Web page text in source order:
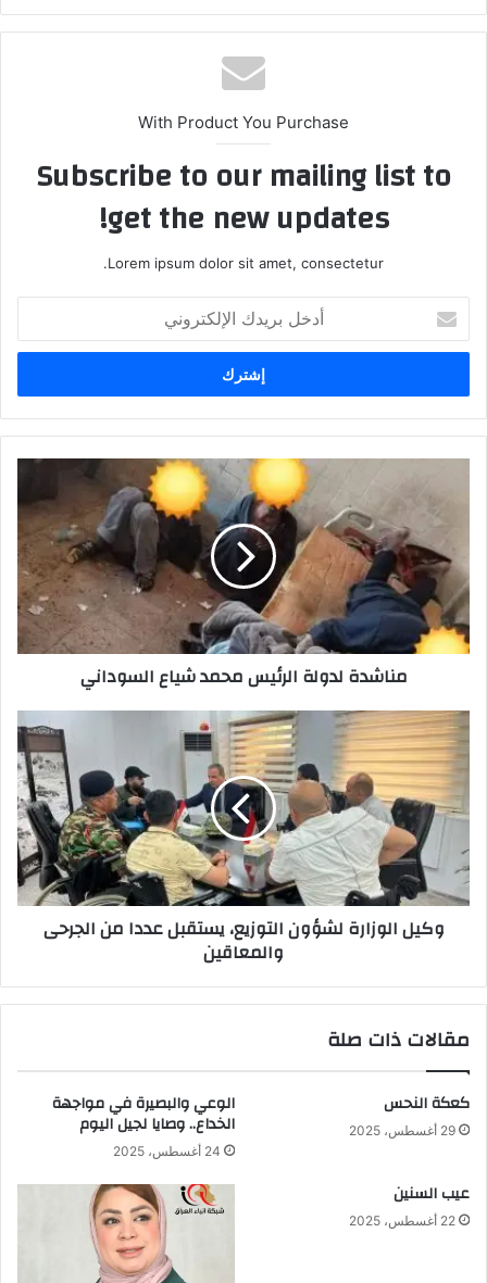
With Product You Purchase
Subscribe to our mailing list to
get the new updates!
Lorem ipsum dolor sit amet, consectetur.
بريدك
الإلكتروني
الرئيس
شياع
السوداني
مناشدة لدولة الرئيس محمد شياع السوداني
وكيل
الوزارة
لشؤون
التوزيع،
يستقبل
عددا
من
الجرحى
والمعاقين
وكيل الوزارة لشؤون التوزيع، يستقبل عددا من الجرحى
والمعاقين
مقالات ذات صلة
كعكة النحس
29 أغسطس، 2025
الوعي والبصيرة في مواجهة
الخداع.. وصايا لجيل اليوم
24 أغسطس، 2025
عيب السنين
22 أغسطس، 2025